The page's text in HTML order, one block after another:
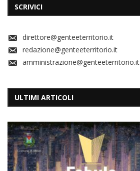
SCRIVICI
direttore@genteeterritorio.it
redazione@genteeterritorio.it
amministrazione@genteeterritorio.it
ULTIMI ARTICOLI